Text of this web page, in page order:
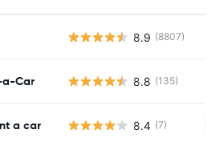
8.9 (8807)
a-Car 8.8 (135)
a car 8.4 (7)